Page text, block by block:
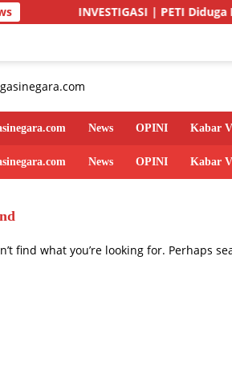
INVESTIGASI | PETI Diduga Kian
News OPINI Kabar
News OPINI Kabar
find what you’re looking for. Perhaps